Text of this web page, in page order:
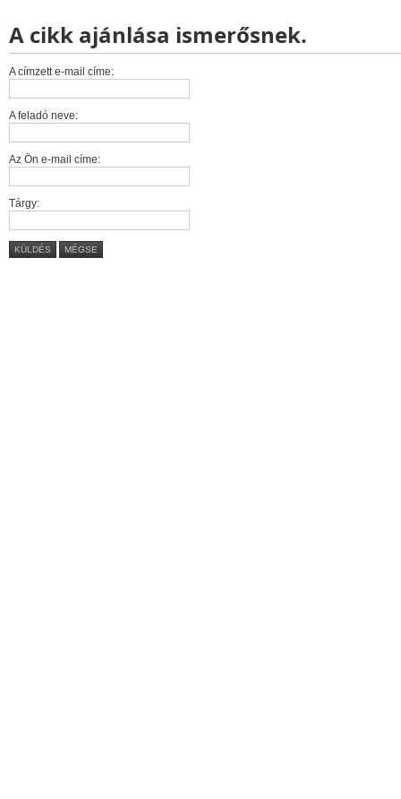
A cikk ajánlása ismerősnek.
A címzett e-mail címe:
A feladó neve:
Az Ön e-mail címe:
Tárgy:
KÜLDÉS MÉGSE